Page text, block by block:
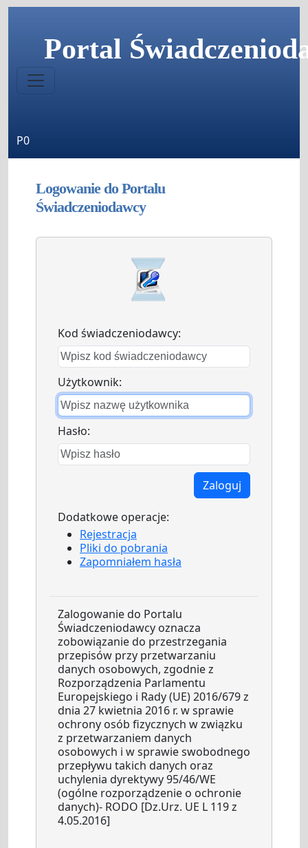
Portal
P0
Logowanie do Portalu
Świadczeniodawcy
Kod świadczeniodawcy:
Użytkownik:
Hasło:
Zaloguj
Dodatkowe operacje:
Rejestracja
Pliki do pobrania
Zapomniałem hasła
Zalogowanie do Portalu
Świadczeniodawcy oznacza
zobowiązanie do przestrzegania
przepisów przy przetwarzaniu
danych osobowych, zgodnie z
Rozporządzenia Parlamentu
Europejskiego i Rady (UE) 2016/679 z
dnia 27 kwietnia 2016 r. w sprawie
ochrony osób fizycznych w związku
z przetwarzaniem danych
osobowych i w sprawie swobodnego
przepływu takich danych oraz
uchylenia dyrektywy 95/46/WE
(ogólne rozporządzenie o ochronie
danych)- RODO [Dz.Urz. UE L 119 z
4.05.2016]